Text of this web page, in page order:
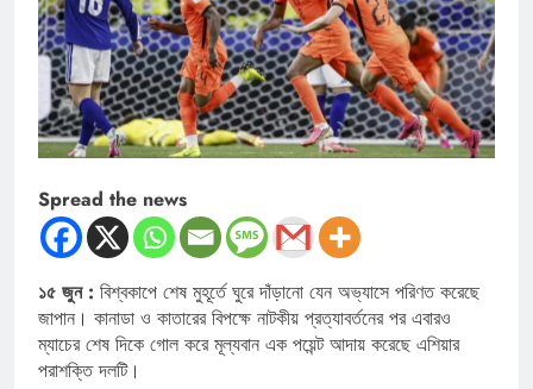
Spread the news
১৫ জুন : বিশ্বকাপে শেষ মুহূর্তে ঘুরে দাঁড়ানো যেন অভ্যাসে পরিণত করেছে
জাপান। কানাডা ও কাতারের বিপক্ষে নাটকীয় প্রত্যাবর্তনের পর এবারও
ম্যাচের শেষ দিকে গোল করে মূল্যবান এক পয়েন্ট আদায় করেছে এশিয়ার
পরাশক্তি দলটি।